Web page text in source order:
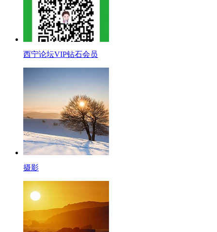
西宁论坛VIP钻石会员
摄影